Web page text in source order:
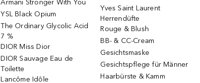
Armani Stronger With You
YSL Black Opium
The Ordinary Glycolic Acid
7 %
DIOR Miss Dior
DIOR Sauvage Eau de
Toilette
Lancôme Idôle
Yves Saint Laurent
Herrendüfte
Rouge & Blush
BB- & CC-Cream
Gesichtsmaske
Gesichtspflege für Männer
Haarbürste & Kamm